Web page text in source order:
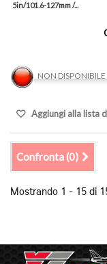
5in/101.6-127mm /...
NON DISPONIBILE
Aggiungi alla lista
Confronta (0)
Mostrando 1 - 15 di